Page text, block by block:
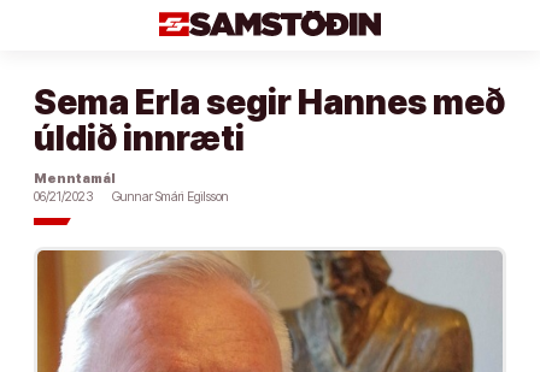
Sema Erla segir Hannes með
úldið innræti
Menntamál
06/21/2023
Gunnar Smári Egilsson